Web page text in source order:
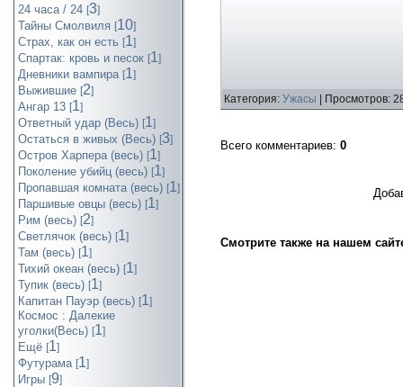
24 часа / 24 [3]
Тайны Смолвиля [10]
Страх, как он есть [1]
Спартак: кровь и песок [1]
Дневники вампира [1]
Выжившие [2]
Ангар 13 [1]
Ответный удар (Весь) [1]
Остаться в живых (Весь) [3]
Остров Харпера (весь) [1]
Поколение убийц (весь) [1]
Пропавшая комната (весь) [1]
Паршивые овцы (весь) [1]
Рим (весь) [2]
Светлячок (весь) [1]
Там (весь) [1]
Тихий океан (весь) [1]
Тупик (весь) [1]
Капитан Пауэр (весь) [1]
Космос : Далекие
уголки(Весь) [1]
Ещё [1]
Футурама [1]
Игры [9]
Категория: Ужасы | Просмотров:
Всего комментариев: 0
Смотрите также на нашем